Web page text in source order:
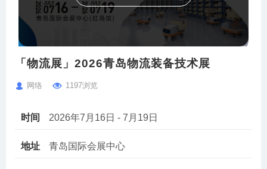
「物流展」2026青岛物流装备技术展
网络 1197浏览
时间 2026年7月16日 - 7月19日
地址 青岛国际会展中心